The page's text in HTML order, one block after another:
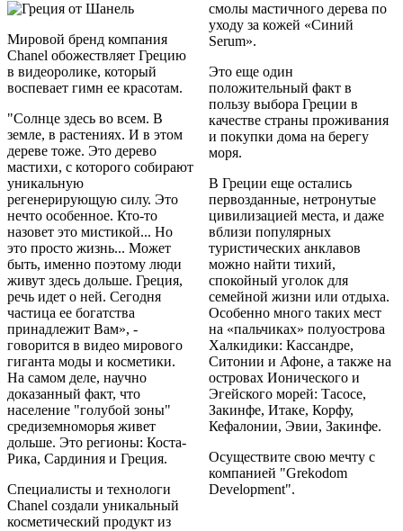
Мировой бренд компания
Chanel обожествляет Грецию
в видеоролике, который
воспевает гимн ее красотам.
"Солнце здесь во всем. В
земле, в растениях. И в этом
дереве тоже. Это дерево
мастихи, с которого собирают
уникальную
регенерирующую силу. Это
нечто особенное. Кто-то
назовет это мистикой... Но
это просто жизнь... Может
быть, именно поэтому люди
живут здесь дольше. Греция,
речь идет о ней. Сегодня
частица ее богатства
принадлежит Вам», -
говорится в видео мирового
гиганта моды и косметики.
На самом деле, научно
доказанный факт, что
население "голубой зоны"
средиземноморья живет
дольше. Это регионы: Коста-
Рика, Сардиния и Греция.
Специалисты и технологи
Chanel создали уникальный
косметический продукт из
смолы мастичного дерева по
уходу за кожей «Синий
Serum».
Это еще один
положительный факт в
пользу выбора Греции в
качестве страны проживания
и покупки дома на берегу
моря.
В Греции еще остались
первозданные, нетронутые
цивилизацией места, и даже
вблизи популярных
туристических анклавов
можно найти тихий,
спокойный уголок для
семейной жизни или отдыха.
Особенно много таких мест
на «пальчиках» полуострова
Халкидики: Кассандре,
Ситонии и Афоне, а также на
островах Ионического и
Эгейского морей: Тасосе,
Закинфе, Итаке, Корфу,
Кефалонии, Эвии, Закинфе.
Осуществите свою мечту с
компанией "Grekodom
Development".